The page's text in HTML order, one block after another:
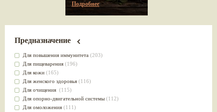
Подробнее
Предназначение
Для повышения иммунитета (203)
Для пищеварения (196)
Для кожи (165)
Для женского здоровья (116)
Для очищения (115)
Для опорно-двигательной системы (112)
Для омоложения (111)